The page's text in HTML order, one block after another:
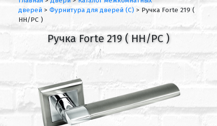
дверей > Фурнитура для дверей (С) > Ручка Forte 219 (
HH/PC )
Ручка Forte 219 ( HH/PC )